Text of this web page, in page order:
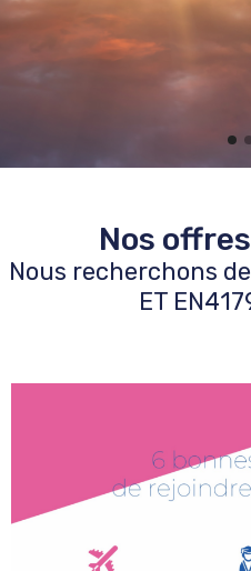
Nos
Nous recherchons
ET